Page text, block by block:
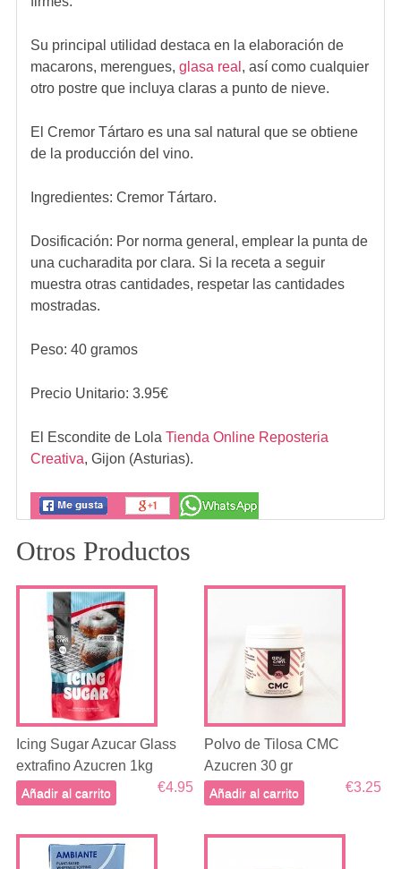
Su principal utilidad destaca en la elaboración de
macarons, merengues, glasa real , así como cualquier
otro postre que incluya claras a punto de nieve.
El Cremor Tártaro es una sal natural que se obtiene
de la producción del vino.
Ingredientes: Cremor Tártaro.
Dosificación: Por norma general, emplear la punta de
una cucharadita por clara. Si la receta a seguir
muestra otras cantidades, respetar las cantidades
mostradas.
Peso: 40 gramos
Precio Unitario: 3.95€
El Escondite de Lola Tienda Online Reposteria
Creativa, Gijon (Asturias).
Otros Productos
Icing Sugar Azucar Glass
extrafino Azucren 1kg
€4.95
Añadir al carrito
Polvo de Tilosa CMC
Azucren 30 gr
€3.25
Añadir al carrito